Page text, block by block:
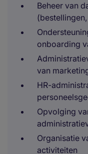
Beheer van
onboarding
van
HR-
Opvolging
Organisatie
activiteiten